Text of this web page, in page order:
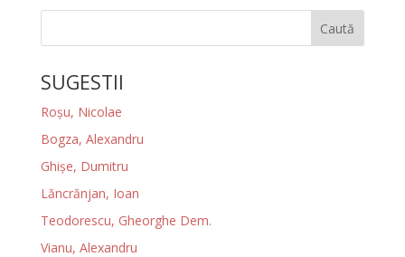
Caută
SUGESTII
Roșu, Nicolae
Bogza, Alexandru
Ghișe, Dumitru
Lăncrănjan, Ioan
Teodorescu, Gheorghe Dem.
Vianu, Alexandru